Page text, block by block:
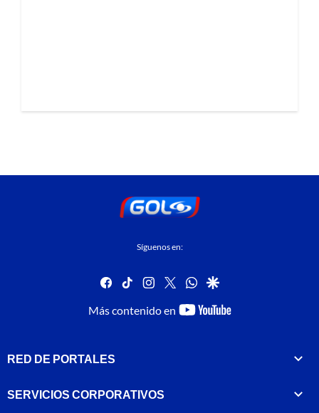
Síguenos en:
facebook
tiktok instagram
twitterwhatsapp
google
Más contenido en
youtube-
RED DE PORTALES
SERVICIOS CORPORATIVOS